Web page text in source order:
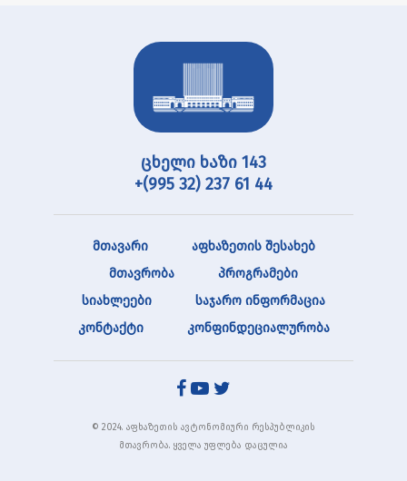
ცხელი ხაზი 143
+(995 32) 237 61 44
მთავარი
აფხაზეთის შესახებ
მთავრობა
პროგრამები
სიახლეები
საჯარო ინფორმაცია
კონტაქტი
კონფინდეციალურობა
© 2024. აფხაზეთის ავტონომიური რესპუბლიკის
მთავრობა. ყველა უფლება დაცულია